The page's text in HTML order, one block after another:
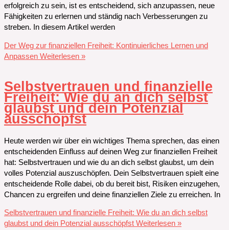
erfolgreich zu sein, ist es entscheidend, sich anzupassen, neue
Fähigkeiten zu erlernen und ständig nach Verbesserungen zu
streben. In diesem Artikel werden
Der Weg zur finanziellen Freiheit: Kontinuierliches Lernen und
Anpassen Weiterlesen »
Selbstvertrauen und finanzielle
Freiheit: Wie du an dich selbst
glaubst und dein Potenzial
ausschöpfst
Heute werden wir über ein wichtiges Thema sprechen, das einen
entscheidenden Einfluss auf deinen Weg zur finanziellen Freiheit
hat: Selbstvertrauen und wie du an dich selbst glaubst, um dein
volles Potenzial auszuschöpfen. Dein Selbstvertrauen spielt eine
entscheidende Rolle dabei, ob du bereit bist, Risiken einzugehen,
Chancen zu ergreifen und deine finanziellen Ziele zu erreichen. In
Selbstvertrauen und finanzielle Freiheit: Wie du an dich selbst
glaubst und dein Potenzial ausschöpfst Weiterlesen »